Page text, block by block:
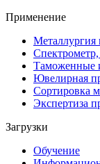
Применение
Металлургия
Спектрометр,
Таможенные
Ювелирная
Сортировка
Экспертиза
Загрузки
Обучение